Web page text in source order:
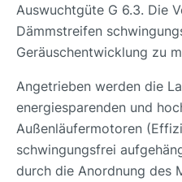
Auswuchtgüte G 6.3. Die
Dämmstreifen
Geräuschentwicklung zu
Angetrieben werden die
energiesparenden und
Außenläufermotoren
schwingungsfrei
durch die Anordnung des